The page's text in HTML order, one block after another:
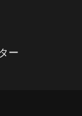
ー